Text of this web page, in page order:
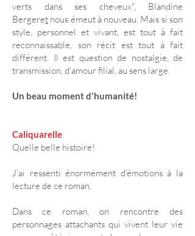
verts dans ses cheveux", Blandine
Bergeret nous émeut à nouveau. Mais si son
style, personnel et vivant, est tout à fait
reconnaissable, son récit est tout à fait
différent. Il est question de nostalgie, de
transmission, d'amour filial, au sens large.
Un beau moment d'humanité!
Caliquarelle
Quelle belle histoire!
J'ai ressenti énormément d'émotions à la
lecture de ce roman.
Dans ce roman, on rencontre des
personnages attachants qui vivent leur vie